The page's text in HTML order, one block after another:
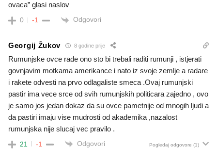
ovaca” glasi naslov
0 -1 Odgovori
Georgij Žukov 8 godine prije
Rumunjske ovce rade ono sto bi trebali raditi rumunji , istjerati
govnjavim motkama amerikance i nato iz svoje zemlje a radare
i rakete odvesti na prvo odlagaliste smeca .Ovaj rumunjski
pastir ima vece srce od svih rumunjskih politicara zajedno , ovo
je samo jos jedan dokaz da su ovce pametnije od mnogih ljudi a
da pastiri imaju vise mudrosti od akademika ,nazalost
rumunjska nije slucaj vec pravilo .
21 -1 Odgovori Pogledaj odgovore (1)